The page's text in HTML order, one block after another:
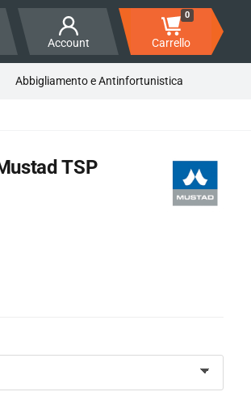
Account
0
Carrello
Abbigliamento e Antinfortunistica
TSP